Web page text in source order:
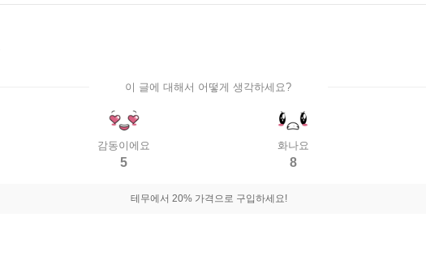
이 글에 대해서 어떻게 생각하세요?
감동이에요
5
화나요
8
테무에서 20% 가격으로 구입하세요!